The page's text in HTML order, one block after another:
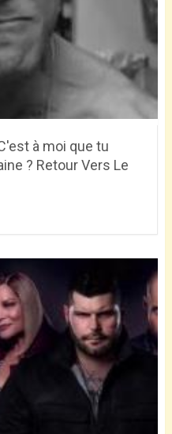
à moi que tu
? Retour Vers Le